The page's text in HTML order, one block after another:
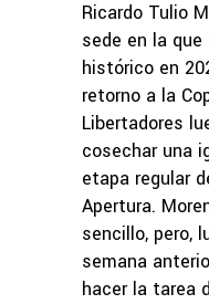
Ricardo Tulio
sede en la
histórico en
retorno a la
Libertadores
cosechar una
etapa regular
Apertura.
sencillo, pero,
semana
hacer la tarea